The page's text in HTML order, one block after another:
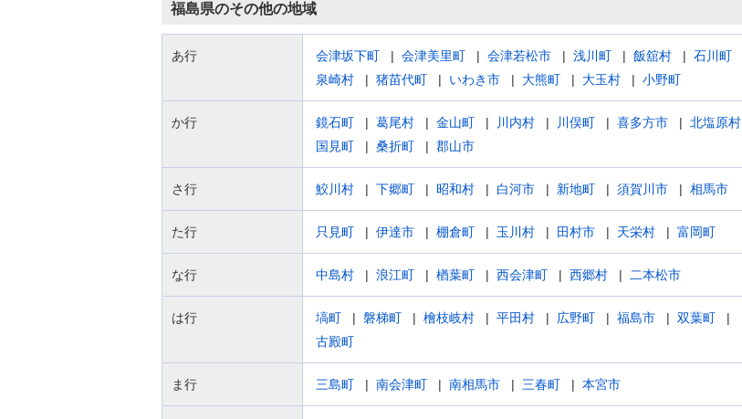
福島県のその他の地域
あ行 会津坂下町 会津美里町 会津若松市 浅川町 飯舘村
石川町
泉崎村
猪苗代町 いわき市 大熊町 大玉村 小野町
か行 鏡石町 葛尾村 金山町 川内村 川俣町 喜多方市
北塩原村
国見町
桑折町 郡山市
さ行 鮫川村 下郷町 昭和村 白河市 新地町 須賀川市 相馬市
た行 只見町 伊達市 棚倉町 玉川村 田村市 天栄村 富岡町
な行 中島村 浪江町 楢葉町 西会津町 西郷村 二本松市
は行 塙町 磐梯町 檜枝岐村 平田村 広野町 福島市
双葉町
古殿町
ま行 三島町 南会津町 南相馬市 三春町 本宮市